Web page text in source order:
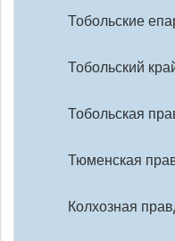
Тобольские
Тобольский
Тобольская
Тюменская
Колхозная